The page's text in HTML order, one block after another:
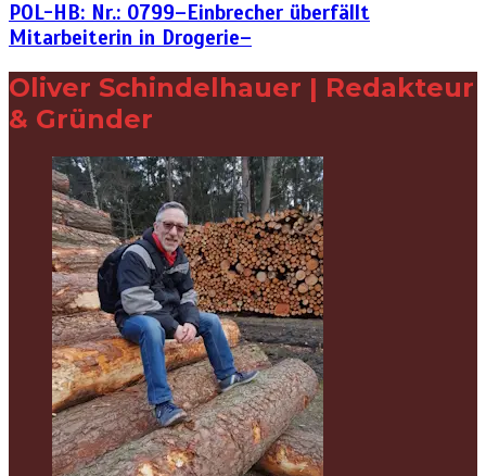
POL-HB: Nr.: 0799–Einbrecher überfällt
Mitarbeiterin in Drogerie–
Oliver Schindelhauer | Redakteur
& Gründer